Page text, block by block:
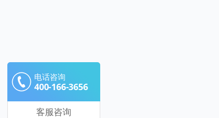
电话咨询
400-166-3656
客服咨询